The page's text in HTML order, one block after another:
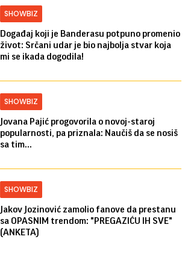
SHOWBIZ
Događaj koji je Banderasu potpuno promenio
život: Srčani udar je bio najbolja stvar koja
mi se ikada dogodila!
SHOWBIZ
Jovana Pajić progovorila o novoj-staroj
popularnosti, pa priznala: Naučiš da se nosiš
sa tim...
SHOWBIZ
Jakov Jozinović zamolio fanove da prestanu
sa OPASNIM trendom: "PREGAZIĆU IH SVE"
(ANKETA)